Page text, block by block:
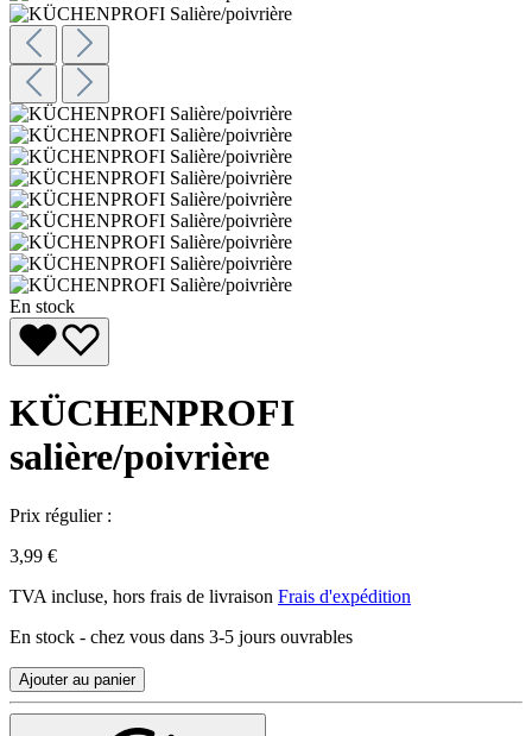
En stock
KÜCHENPROFI
salière/poivrière
Prix régulier :
3,99 €
TVA incluse, hors frais de livraison Frais d'expédition
En stock - chez vous dans 3-5 jours ouvrables
Ajouter au panier